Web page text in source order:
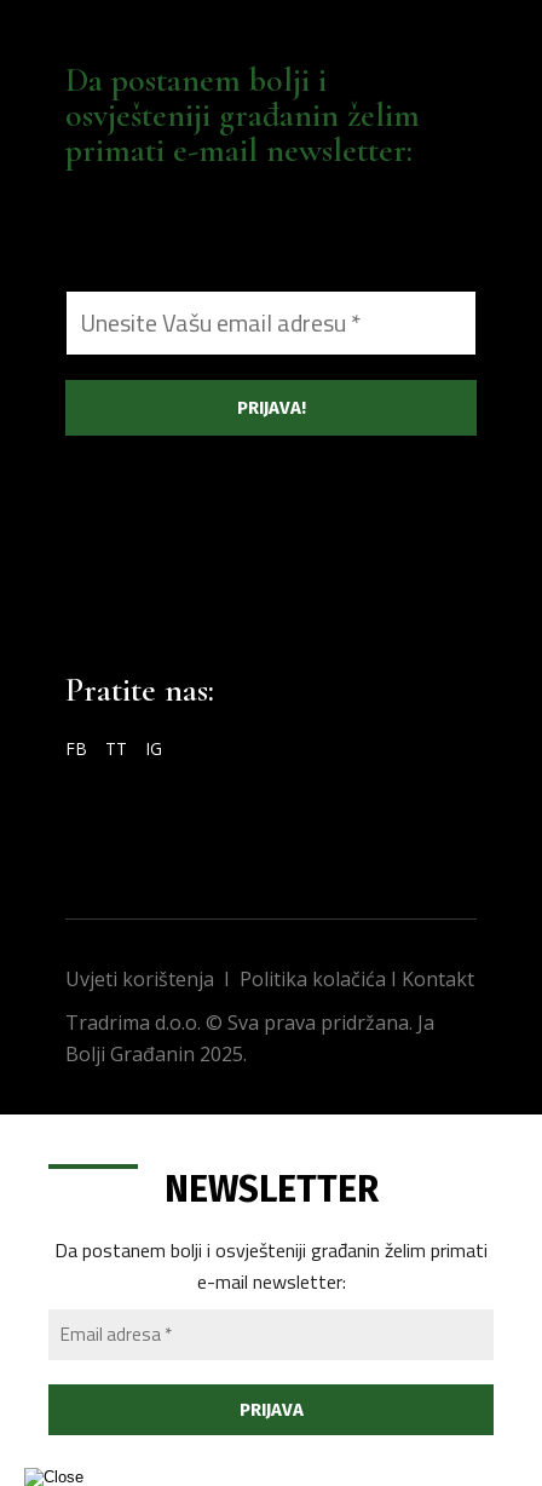
Da postanem bolji i
osvješteniji građanin želim
primati e-mail newsletter:
Pratite nas:
FB TT IG
Uvjeti korištenja I Politika kolačića I Kontakt
Tradrima d.o.o. © Sva prava pridržana. Ja
Bolji Građanin 2025.
NEWSLETTER
Da postanem bolji i osvješteniji građanin želim primati
e-mail newsletter: